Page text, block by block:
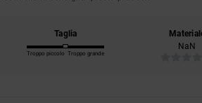
Taglia
Troppo piccolo Troppo grande
NaN